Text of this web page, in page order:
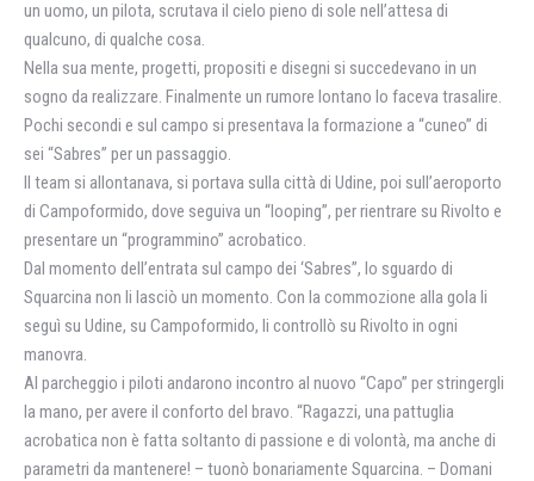
un uomo, un pilota, scrutava il cielo pieno di sole nell’attesa di
qualcuno, di qualche cosa.
Nella sua mente, progetti, propositi e disegni si succedevano in un
sogno da realizzare. Finalmente un rumore lontano lo faceva trasalire.
Pochi secondi e sul campo si presentava la formazione a “cuneo” di
sei “Sabres” per un passaggio.
Il team si allontanava, si portava sulla città di Udine, poi sull’aeroporto
di Campoformido, dove seguiva un “looping”, per rientrare su Rivolto e
presentare un “programmino” acrobatico.
Dal momento dell’entrata sul campo dei ‘Sabres”, lo sguardo di
Squarcina non li lasciò un momento. Con la commozione alla gola li
seguì su Udine, su Campoformido, li controllò su Rivolto in ogni
manovra.
Al parcheggio i piloti andarono incontro al nuovo “Capo” per stringergli
la mano, per avere il conforto del bravo. “Ragazzi, una pattuglia
acrobatica non è fatta soltanto di passione e di volontà, ma anche di
parametri da mantenere! – tuonò bonariamente Squarcina. – Domani